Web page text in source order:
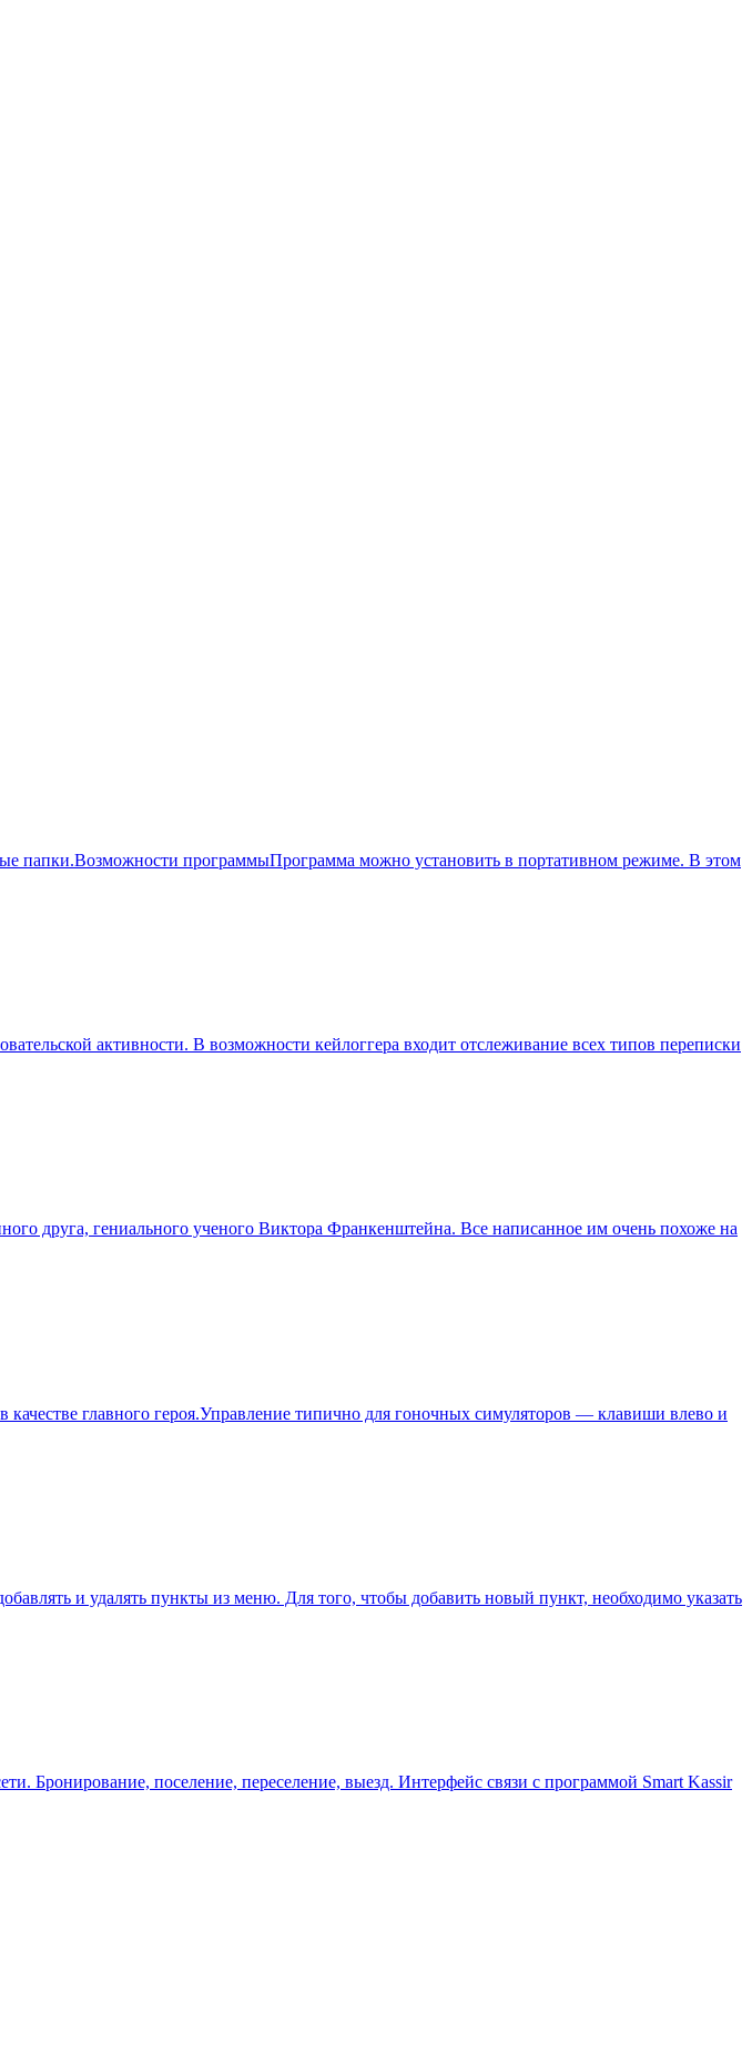
папки.Возможности программыПрограмма можно установить в портативном режиме. В этом
активности. В возможности кейлоггера входит отслеживание всех типов переписки
друга, гениального ученого Виктора Франкенштейна. Все написанное им очень похоже на
главного героя.Управление типично для гоночных симуляторов — клавиши влево и
и удалять пункты из меню. Для того, чтобы добавить новый пункт, необходимо указать
Бронирование, поселение, переселение, выезд. Интерфейс связи с программой Smart Kassir